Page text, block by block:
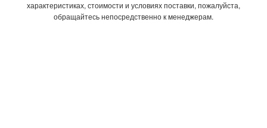
характеристиках, стоимости и условиях поставки, пожалуйста,
обращайтесь непосредственно к менеджерам.